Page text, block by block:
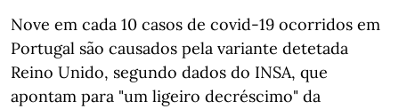
Nove em cada 10 casos de covid-19 ocorridos em
Portugal são causados pela variante detetada
Reino Unido, segundo dados do INSA, que
apontam para "um ligeiro decréscimo" da